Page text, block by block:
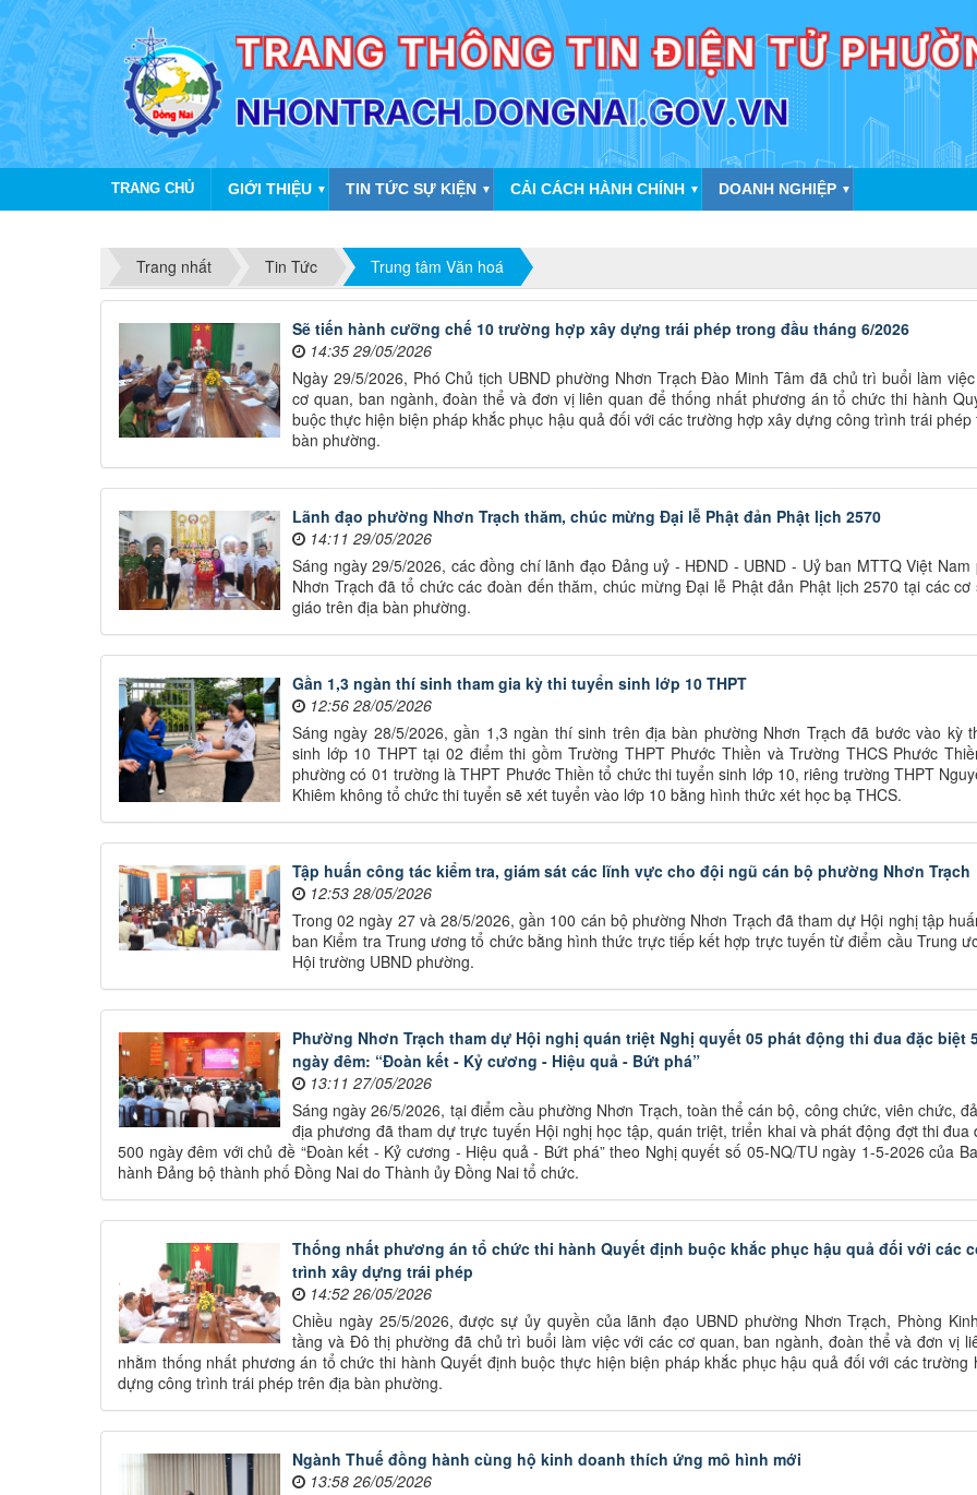
TRANG CHỦ GIỚI THIỆU ▼ TIN TỨC SỰ KIỆN ▼ CẢI CÁCH HÀNH CHÍNH ▼ DOANH NGHIỆP ▼
Trang nhất Tin Tức Trung tâm Văn hoá
Sẽ tiến hành cưỡng chế 10 trường hợp xây dựng trái phép trong đầu tháng 6/2026
14:35 29/05/2026
Ngày 29/5/2026, Phó Chủ tịch UBND phường Nhơn Trạch Đào Minh Tâm đã chủ trì buổi làm
cơ quan, ban ngành, đoàn thể và đơn vị liên quan để thống nhất phương án tổ chức thi hành
buộc thực hiện biện pháp khắc phục hậu quả đối với các trường hợp xây dựng công trình trái phép
bàn phường.
Lãnh đạo phường Nhơn Trạch thăm, chúc mừng Đại lễ Phật đản Phật lịch 2570
14:11 29/05/2026
Sáng ngày 29/5/2026, các đồng chí lãnh đạo Đảng uỷ - HĐND - UBND - Uỷ ban MTTQ Việt Nam
Nhơn Trạch đã tổ chức các đoàn đến thăm, chúc mừng Đại lễ Phật đản Phật lịch 2570 tại các cơ
giáo trên địa bàn phường.
Gần 1,3 ngàn thí sinh tham gia kỳ thi tuyển sinh lớp 10 THPT
12:56 28/05/2026
Sáng ngày 28/5/2026, gần 1,3 ngàn thí sinh trên địa bàn phường Nhơn Trạch đã bước vào kỳ
sinh lớp 10 THPT tại 02 điểm thi gồm Trường THPT Phước Thiền và Trường THCS Phước
phường có 01 trường là THPT Phước Thiền tổ chức thi tuyển sinh lớp 10, riêng trường THPT
Khiêm không tổ chức thi tuyển sẽ xét tuyển vào lớp 10 bằng hình thức xét học bạ THCS.
Tập huấn công tác kiểm tra, giám sát các lĩnh vực cho đội ngũ cán bộ phường Nhơn Trạch
12:53 28/05/2026
Trong 02 ngày 27 và 28/5/2026, gần 100 cán bộ phường Nhơn Trạch đã tham dự Hội nghị tập
ban Kiểm tra Trung ương tổ chức bằng hình thức trực tiếp kết hợp trực tuyến từ điểm cầu Trung
Hội trường UBND phường.
Phường Nhơn Trạch tham dự Hội nghị quán triệt Nghị quyết 05 phát động thi đua đặc biệt
ngày đêm: “Đoàn kết - Kỷ cương - Hiệu quả - Bứt phá”
13:11 27/05/2026
Sáng ngày 26/5/2026, tại điểm cầu phường Nhơn Trạch, toàn thể cán bộ, công chức, viên chức,
địa phương đã tham dự trực tuyến Hội nghị học tập, quán triệt, triển khai và phát động đợt thi đua
500 ngày đêm với chủ đề “Đoàn kết - Kỷ cương - Hiệu quả - Bứt phá” theo Nghị quyết số 05-NQ/TU ngày 1-5-2026 của
hành Đảng bộ thành phố Đồng Nai do Thành ủy Đồng Nai tổ chức.
Thống nhất phương án tổ chức thi hành Quyết định buộc khắc phục hậu quả đối với các
trình xây dựng trái phép
14:52 26/05/2026
Chiều ngày 25/5/2026, được sự ủy quyền của lãnh đạo UBND phường Nhơn Trạch, Phòng
tầng và Đô thị phường đã chủ trì buổi làm việc với các cơ quan, ban ngành, đoàn thể và đơn vị
nhằm thống nhất phương án tổ chức thi hành Quyết định buộc thực hiện biện pháp khắc phục hậu quả đối với các trường
dựng công trình trái phép trên địa bàn phường.
Ngành Thuế đồng hành cùng hộ kinh doanh thích ứng mô hình mới
13:58 26/05/2026